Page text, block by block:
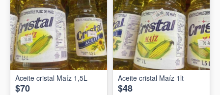
Aceite cristal Maíz 1,5L
$70
Aceite cristal Maíz 1lt
$48